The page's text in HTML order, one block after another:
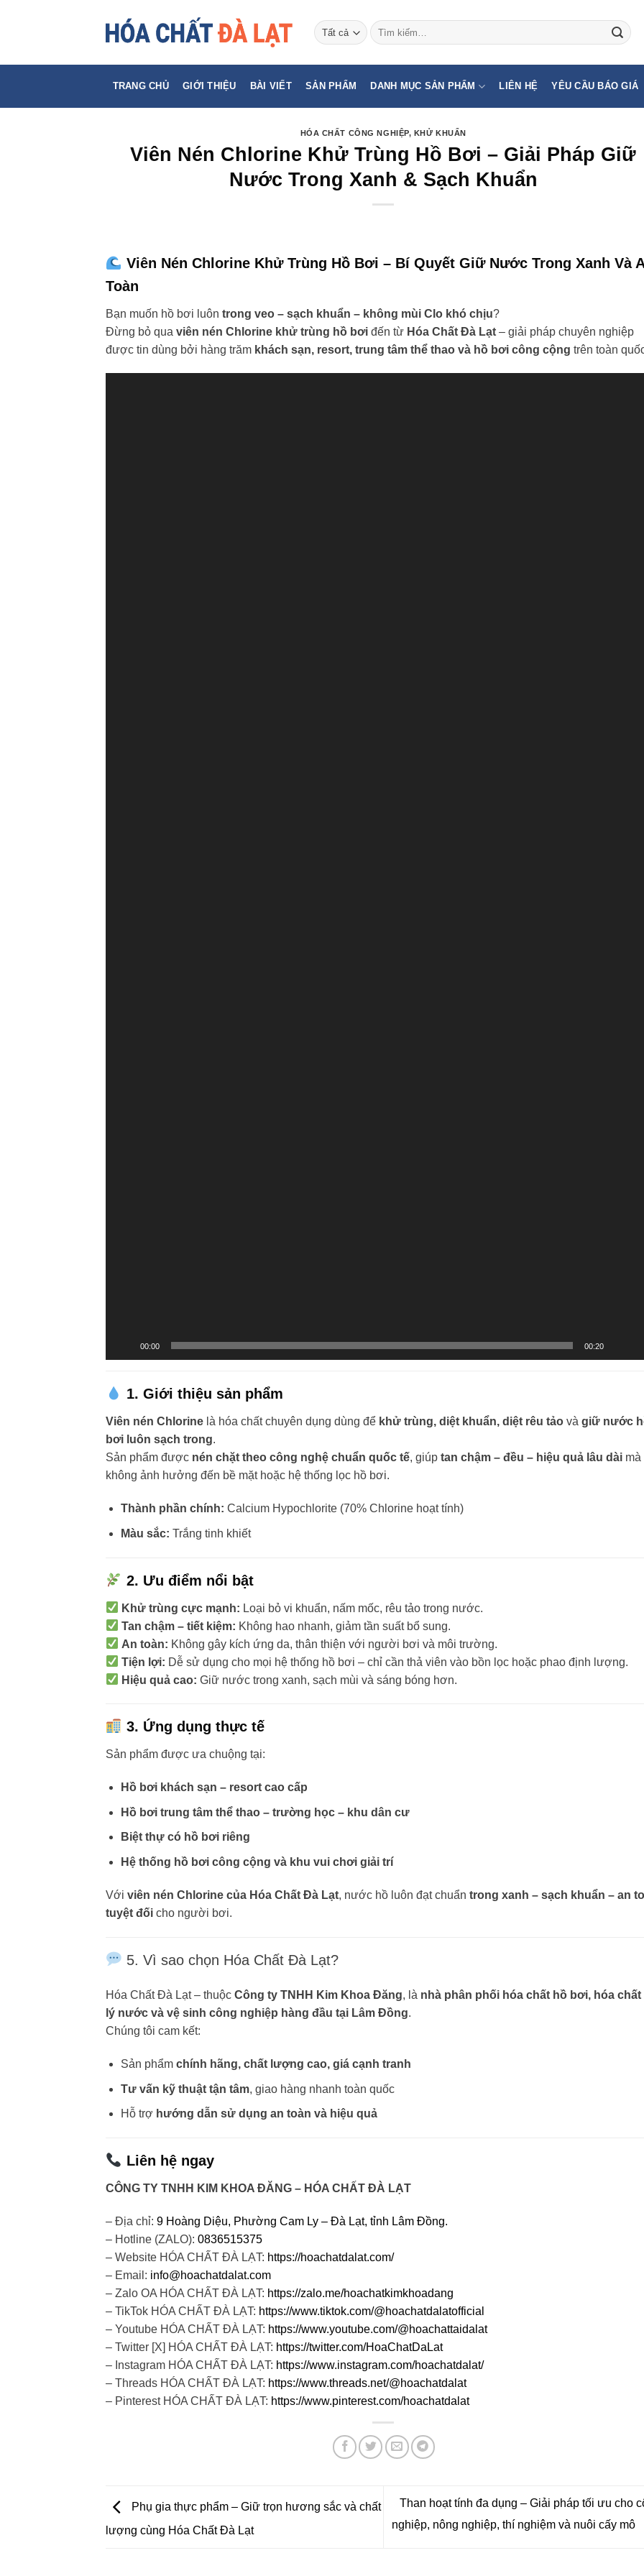
Tìm
kiếm:
TRANG CHỦ GIỚI THIỆU BÀI VIẾT SẢN PHẨM DANH MỤC SẢN PHẨM LIÊN HỆ YÊU CẦU BÁO GIÁ
HÓA CHẤT CÔNG NGHIỆP, KHỬ KHUẨN
Viên Nén Chlorine Khử Trùng Hồ Bơi – Giải Pháp Giữ
Nước Trong Xanh & Sạch Khuẩn
Viên Nén Chlorine Khử Trùng Hồ Bơi – Bí Quyết Giữ Nước Trong Xanh Và
Toàn
Bạn muốn hồ bơi luôn trong veo – sạch khuẩn – không mùi Clo khó chịu?
Đừng bỏ qua viên nén Chlorine khử trùng hồ bơi đến từ Hóa Chất Đà Lạt – giải pháp chuyên nghiệp
được tin dùng bởi hàng trăm khách sạn, resort, trung tâm thể thao và hồ bơi công cộng trên toàn
00:00 00:20
1. Giới thiệu sản phẩm
Viên nén Chlorine là hóa chất chuyên dụng dùng để khử trùng, diệt khuẩn, diệt rêu tảo và giữ nước
bơi luôn sạch trong.
Sản phẩm được nén chặt theo công nghệ chuẩn quốc tế, giúp tan chậm – đều – hiệu quả lâu dài mà
không ảnh hưởng đến bề mặt hoặc hệ thống lọc hồ bơi.
Thành phần chính: Calcium Hypochlorite (70% Chlorine hoạt tính)
Màu sắc: Trắng tinh khiết
2. Ưu điểm nổi bật
Khử trùng cực mạnh: Loại bỏ vi khuẩn, nấm mốc, rêu tảo trong nước.
Tan chậm – tiết kiệm: Không hao nhanh, giảm tần suất bổ sung.
An toàn: Không gây kích ứng da, thân thiện với người bơi và môi trường.
Tiện lợi: Dễ sử dụng cho mọi hệ thống hồ bơi – chỉ cần thả viên vào bồn lọc hoặc phao định lượng.
Hiệu quả cao: Giữ nước trong xanh, sạch mùi và sáng bóng hơn.
3. Ứng dụng thực tế
Sản phẩm được ưa chuộng tại:
Hồ bơi khách sạn – resort cao cấp
Hồ bơi trung tâm thể thao – trường học – khu dân cư
Biệt thự có hồ bơi riêng
Hệ thống hồ bơi công cộng và khu vui chơi giải trí
Với viên nén Chlorine của Hóa Chất Đà Lạt, nước hồ luôn đạt chuẩn trong xanh – sạch khuẩn – an
tuyệt đối cho người bơi.
5. Vì sao chọn Hóa Chất Đà Lạt?
Hóa Chất Đà Lạt – thuộc Công ty TNHH Kim Khoa Đăng, là nhà phân phối hóa chất hồ bơi, hóa
lý nước và vệ sinh công nghiệp hàng đầu tại Lâm Đồng.
Chúng tôi cam kết:
Sản phẩm chính hãng, chất lượng cao, giá cạnh tranh
Tư vấn kỹ thuật tận tâm, giao hàng nhanh toàn quốc
Hỗ trợ hướng dẫn sử dụng an toàn và hiệu quả
Liên hệ ngay
CÔNG TY TNHH KIM KHOA ĐĂNG – HÓA CHẤT ĐÀ LẠT
– Địa chỉ: 9 Hoàng Diệu, Phường Cam Ly – Đà Lạt, tỉnh Lâm Đồng.
– Hotline (ZALO): 0836515375
– Website HÓA CHẤT ĐÀ LẠT: https://hoachatdalat.com/
– Email: info@hoachatdalat.com
– Zalo OA HÓA CHẤT ĐÀ LẠT: https://zalo.me/hoachatkimkhoadang
– TikTok HÓA CHẤT ĐÀ LẠT: https://www.tiktok.com/@hoachatdalatofficial
– Youtube HÓA CHẤT ĐÀ LẠT: https://www.youtube.com/@hoachattaidalat
– Twitter [X] HÓA CHẤT ĐÀ LẠT: https://twitter.com/HoaChatDaLat
– Instagram HÓA CHẤT ĐÀ LẠT: https://www.instagram.com/hoachatdalat/
– Threads HÓA CHẤT ĐÀ LẠT: https://www.threads.net/@hoachatdalat
– Pinterest HÓA CHẤT ĐÀ LẠT: https://www.pinterest.com/hoachatdalat
Phụ gia thực phẩm – Giữ trọn hương sắc và chất
lượng cùng Hóa Chất Đà Lạt
Than hoạt tính đa dụng – Giải pháp tối ưu cho
nghiệp, nông nghiệp, thí nghiệm và nuôi cấy mô